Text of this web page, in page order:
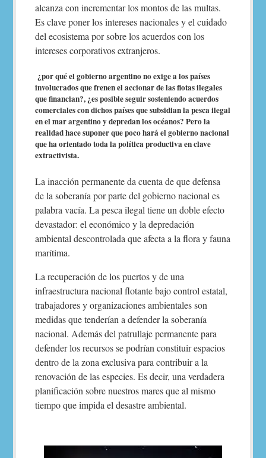
alcanza con incrementar los montos de las multas.
Es clave poner los intereses nacionales y el cuidado
del ecosistema por sobre los acuerdos con los
intereses corporativos extranjeros.
¿por qué el gobierno argentino no exige a los países
involucrados que frenen el accionar de las flotas ilegales
que financian?, ¿es posible seguir sosteniendo acuerdos
comerciales con dichos países que subsidian la pesca ilegal
en el mar argentino y depredan los océanos? Pero la
realidad hace suponer que poco hará el gobierno nacional
que ha orientado toda la política productiva en clave
extractivista.
La inacción permanente da cuenta de que defensa
de la soberanía por parte del gobierno nacional es
palabra vacía. La pesca ilegal tiene un doble efecto
devastador: el económico y la depredación
ambiental descontrolada que afecta a la flora y fauna
marítima.
La recuperación de los puertos y de una
infraestructura nacional flotante bajo control estatal,
trabajadores y organizaciones ambientales son
medidas que tenderían a defender la soberanía
nacional. Además del patrullaje permanente para
defender los recursos se podrían constituir espacios
dentro de la zona exclusiva para contribuir a la
renovación de las especies. Es decir, una verdadera
planificación sobre nuestros mares que al mismo
tiempo que impida el desastre ambiental.